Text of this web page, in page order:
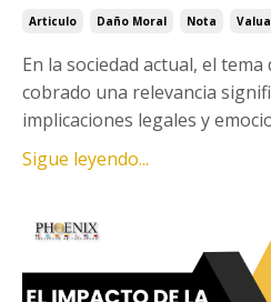
Articulo Daño Moral Nota
En la sociedad actual, el tema
cobrado una relevancia
implicaciones legales y
Sigue leyendo...